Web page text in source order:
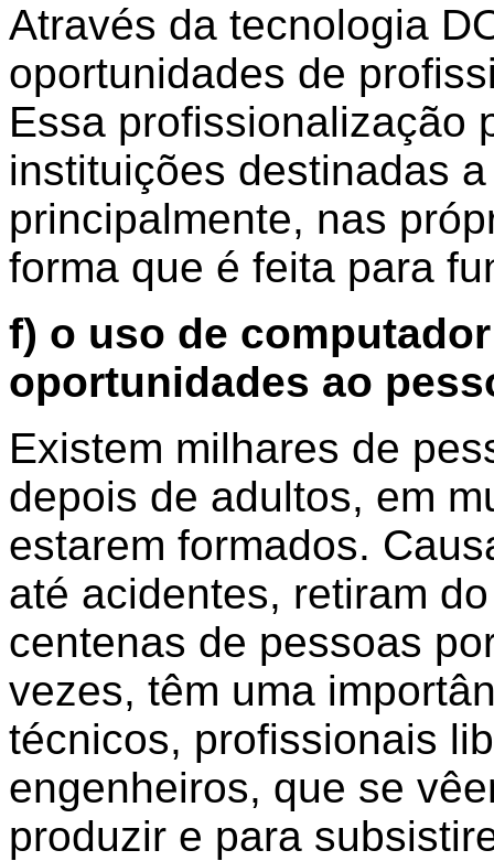
Através da tecnologia
oportunidades de
Essa profissionalização
instituições destinadas
principalmente, nas
forma que é feita para
f) o uso de
oportunidades ao
Existem milhares de
depois de adultos, em
estarem formados.
até acidentes, retiram
centenas de pessoas
vezes, têm uma
técnicos, profissionais
engenheiros, que se
produzir e para